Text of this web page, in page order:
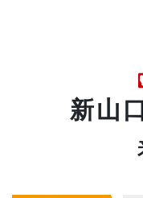
新山